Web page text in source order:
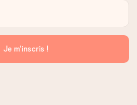
Je m'inscris !